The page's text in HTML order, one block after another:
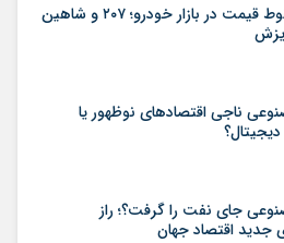
تداوم سقوط قیمت در بازار خودرو؛ ۲۰۷ و شاهین
ناجی اقتصادهای نوظهور یا
جای نفت را گرفت؟؛ راز
جدید اقتصاد جهان